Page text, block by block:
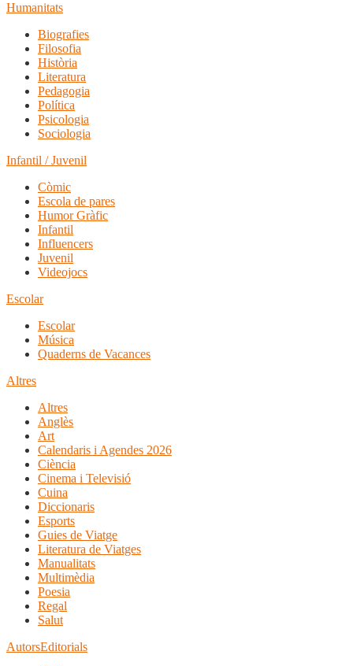
Humanitats
Biografies
Filosofia
Història
Literatura
Pedagogia
Política
Psicologia
Sociologia
Infantil / Juvenil
Còmic
Escola de pares
Humor Gràfic
Infantil
Influencers
Juvenil
Videojocs
Escolar
Escolar
Música
Quaderns de Vacances
Altres
Altres
Anglès
Art
Calendaris i Agendes 2026
Ciència
Cinema i Televisió
Cuina
Diccionaris
Esports
Guies de Viatge
Literatura de Viatges
Manualitats
Multimèdia
Poesia
Regal
Salut
AutorsEditorials